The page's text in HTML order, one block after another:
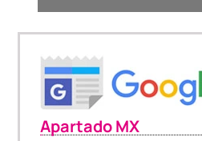
Apartado MX